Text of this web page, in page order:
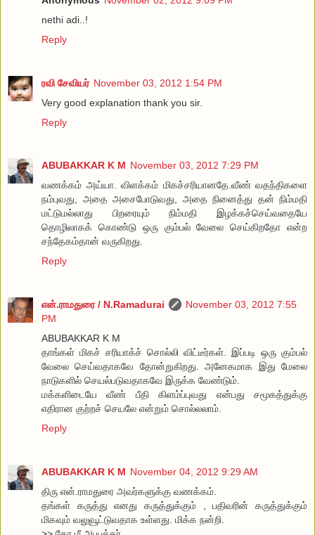
nethi adi..!
Reply
ரவி சேவியர் November 03, 2012 1:54 PM
Very good explanation thank you sir.
Reply
ABUBAKKAR K M November 03, 2012 7:29 PM
வணக்கம் அய்யா. விளக்கம் மிகச்சரியானதே.வீண் வதந்திகளை
நம்புவது, அதை அசைபோடுவது, அதை நினைத்து தன் நிம்மதி
மட்டுமல்லாது பிறரையும் நிம்மதி இழக்கச்செய்வதையே
தொழிலாகக் கொண்டு ஒரு கும்பல் வேலை செய்கிறதோ என்ற
சந்தேகம்தான் வருகிறது.
Reply
என்.ராமதுரை / N.Ramadurai
November 03, 2012 7:55
PM
ABUBAKKAR K M
தாங்கள் மிகச் சரியாக்ச் சொல்லி விட்டீர்கள். இப்படி ஒரு கும்பல்
வேலை செய்வதாகவே தோன்றுகிறது. அனேகமாக இது மேலை
நாடுகளில் செயல்படுவதாகவே இருக்க வேண்டும்.
மக்களிடையே வீண் பீதி கிளம்ப்புவது என்பது சமூகத்துக்கு
எதிரான குற்றச் செயலே என்றும் சொல்லலாம்.
Reply
ABUBAKKAR K M November 04, 2012 9:29 AM
திரு என்.ராமதுரை அவர்களுக்கு வணக்கம்.
தங்கள் கருத்து எனது கருத்துக்கும் , பதிவரின் கருத்துக்கும்
மிகவும் வலுவூட்டுவதாக உள்ளது. மிக்க நன்றி.